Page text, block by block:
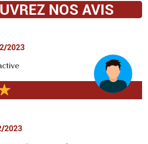
NOS AVIS
2023
2023